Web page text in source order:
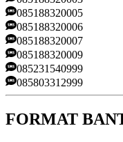
085188320005
085188320006
085188320007
085188320009
085231540999
085803312999
FORMAT